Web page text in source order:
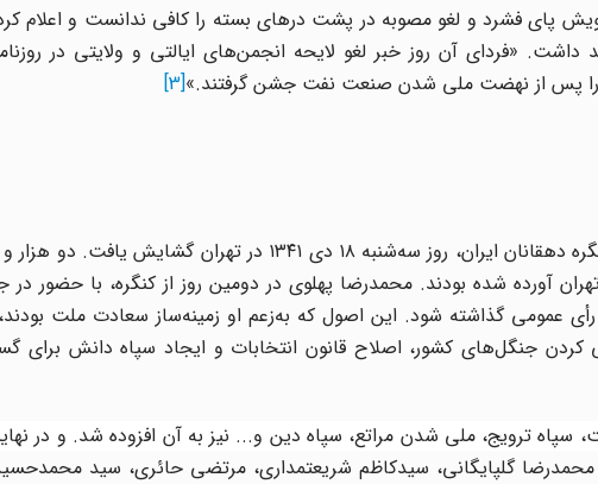
پاى فشرد و لغو مصوبه در پشت درهاى بسته را کافى ندانست و اعلام
«فرداى آن روز خبر لغو لایحه انجمن‌هاى ایالتى و ولایتى در
پس از نهضت ملى شدن صنعت نفت جشن گرفتند.»[3]
آورده شده بودند. محمدرضا پهلوی در دومین روز از کنگره، با حضور
عمومی گذاشته شود. این اصول که به‌زعم او زمینه‌ساز سعادت ملت
کردن جنگل‌های کشور، اصلاح قانون انتخابات و ایجاد سپاه دانش برای
ترویج، ملی شدن مراتع، سپاه دین و... نیز به آن افزوده شد. و در
گلپایگانی، سیدکاظم شریعتمداری، مرتضی حائری، سید